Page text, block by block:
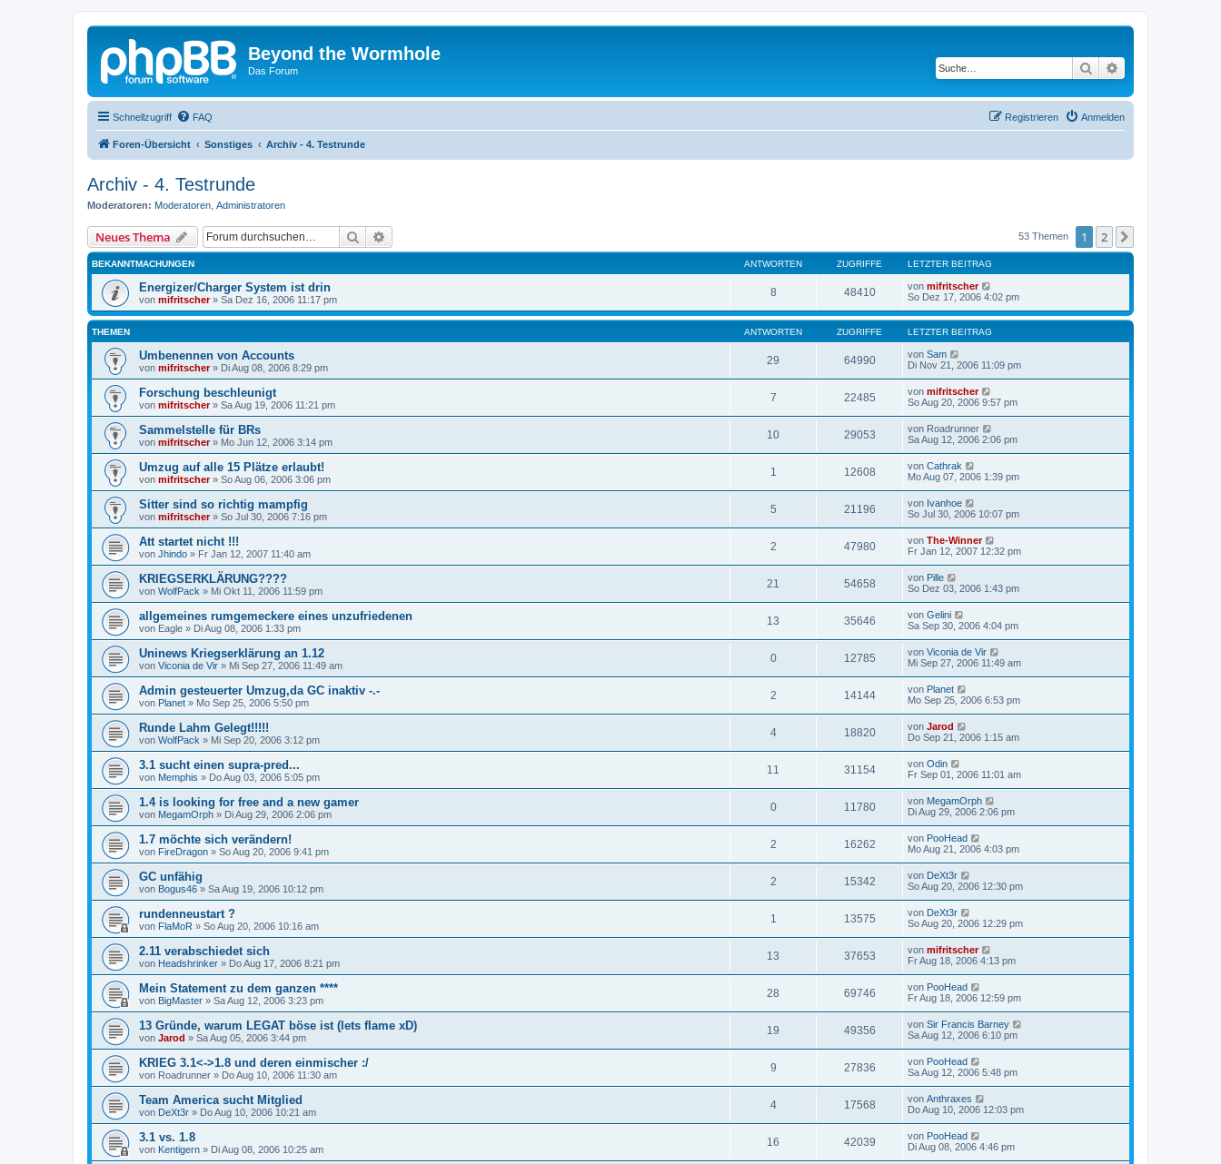
Beyond the Wormhole
Das Forum Suche
Schnellzugriff FAQ Anmelden
Registrieren
Foren-Übersicht Sonstiges Archiv - 4. Testrunde
Archiv - 4. Testrunde
Moderatoren: Moderatoren Administratoren
Neues Thema Suche 53 Themen 1 2
BEKANNTMACHUNGEN ANTWORTEN ZUGRIFFE LETZTER BEITRAG
Energizer/Charger System ist drin
von mifritscher» Sa Dez 16, 2006 11:17 pm
8 48410 von mifritscher
So Dez 17, 2006 4:02 pm
THEMEN ANTWORTEN ZUGRIFFE LETZTER BEITRAG
Umbenennen von Accounts
von mifritscher» Di Aug 08, 2006 8:29 pm
29 64990 von Sam
Di Nov 21, 2006 11:09 pm
Forschung beschleunigt
von mifritscher» Sa Aug 19, 2006 11:21 pm
7 22485 von mifritscher
So Aug 20, 2006 9:57 pm
Sammelstelle für BRs
von mifritscher» Mo Jun 12, 2006 3:14 pm
10 29053 von Roadrunner
Sa Aug 12, 2006 2:06 pm
Umzug auf alle 15 Plätze erlaubt!
von mifritscher» So Aug 06, 2006 3:06 pm
1 12608 von Cathrak
Mo Aug 07, 2006 1:39 pm
Sitter sind so richtig mampfig
von mifritscher» So Jul 30, 2006 7:16 pm
5 21196 von Ivanhoe
So Jul 30, 2006 10:07 pm
Att startet nicht !!!
von Jhindo » Fr Jan 12, 2007 11:40 am
2 47980 von The-Winner
Fr Jan 12, 2007 12:32 pm
KRIEGSERKLÄRUNG????
von WolfPack » Mi Okt 11, 2006 11:59 pm
21 54658 von Pille
So Dez 03, 2006 1:43 pm
allgemeines rumgemeckere eines unzufriedenen
von Eagle » Di Aug 08, 2006 1:33 pm
13 35646 von Gelini
Sa Sep 30, 2006 4:04 pm
Uninews Kriegserklärung an 1.12
von Viconia de Vir » Mi Sep 27, 2006 11:49 am
0 12785 von Viconia de Vir
Mi Sep 27, 2006 11:49 am
Admin gesteuerter Umzug,da GC inaktiv -.-
von Planet » Mo Sep 25, 2006 5:50 pm
2 14144 von Planet
Mo Sep 25, 2006 6:53 pm
Runde Lahm Gelegt!!!!!
von WolfPack » Mi Sep 20, 2006 3:12 pm
4 18820 von Jarod
Do Sep 21, 2006 1:15 am
3.1 sucht einen supra-pred...
von Memphis » Do Aug 03, 2006 5:05 pm
11 31154 von Odin
Fr Sep 01, 2006 11:01 am
1.4 is looking for free and a new gamer
von MegamOrph » Di Aug 29, 2006 2:06 pm
0 11780 von MegamOrph
Di Aug 29, 2006 2:06 pm
1.7 möchte sich verändern!
von FireDragon » So Aug 20, 2006 9:41 pm
2 16262 von PooHead
Mo Aug 21, 2006 4:03 pm
GC unfähig
von Bogus46 » Sa Aug 19, 2006 10:12 pm
2 15342 von DeXt3r
So Aug 20, 2006 12:30 pm
rundenneustart ?
von FlaMoR » So Aug 20, 2006 10:16 am
1 13575 von DeXt3r
So Aug 20, 2006 12:29 pm
2.11 verabschiedet sich
von Headshrinker » Do Aug 17, 2006 8:21 pm
13 37653 von mifritscher
Fr Aug 18, 2006 4:13 pm
Mein Statement zu dem ganzen ****
von BigMaster » Sa Aug 12, 2006 3:23 pm
28 69746 von PooHead
Fr Aug 18, 2006 12:59 pm
13 Gründe, warum LEGAT böse ist (lets flame xD)
von Jarod » Sa Aug 05, 2006 3:44 pm
19 49356 von Sir Francis Barney
Sa Aug 12, 2006 6:10 pm
KRIEG 3.1<->1.8 und deren einmischer :/
von Roadrunner » Do Aug 10, 2006 11:30 am
9 27836 von PooHead
Sa Aug 12, 2006 5:48 pm
Team America sucht Mitglied
von DeXt3r » Do Aug 10, 2006 10:21 am
4 17568 von Anthraxes
Do Aug 10, 2006 12:03 pm
3.1 vs. 1.8
von Kentigern » Di Aug 08, 2006 10:25 am
16 42039 von PooHead
Di Aug 08, 2006 4:46 pm